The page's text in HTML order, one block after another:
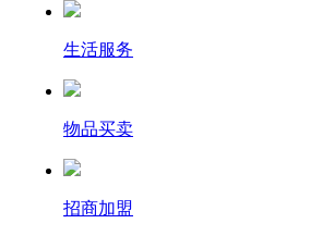
生活服务
物品买卖
招商加盟